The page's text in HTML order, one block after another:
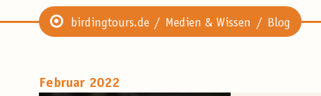
birdingtours.de Medien & Wissen Blog
Februar 2022